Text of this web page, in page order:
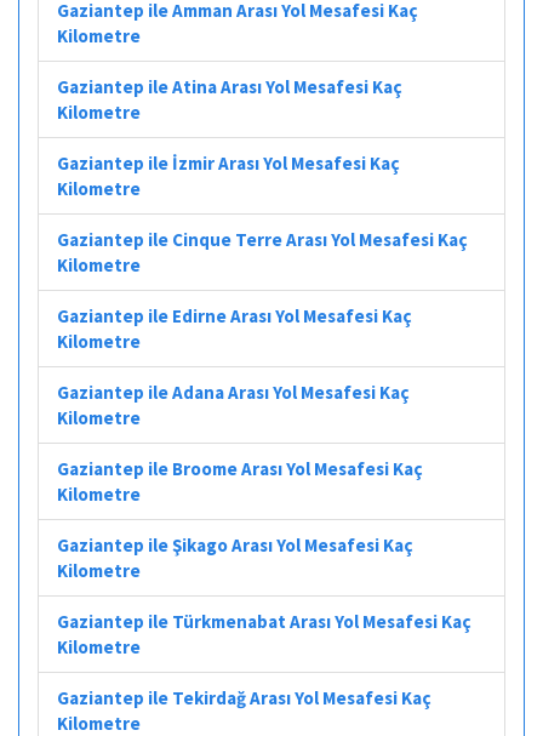
Gaziantep ile Amman Arası Yol Mesafesi Kaç
Kilometre
Gaziantep ile Atina Arası Yol Mesafesi Kaç
Kilometre
Gaziantep ile İzmir Arası Yol Mesafesi Kaç
Kilometre
Gaziantep ile Cinque Terre Arası Yol Mesafesi Kaç
Kilometre
Gaziantep ile Edirne Arası Yol Mesafesi Kaç
Kilometre
Gaziantep ile Adana Arası Yol Mesafesi Kaç
Kilometre
Gaziantep ile Broome Arası Yol Mesafesi Kaç
Kilometre
Gaziantep ile Şikago Arası Yol Mesafesi Kaç
Kilometre
Gaziantep ile Türkmenabat Arası Yol Mesafesi Kaç
Kilometre
Gaziantep ile Tekirdağ Arası Yol Mesafesi Kaç
Kilometre